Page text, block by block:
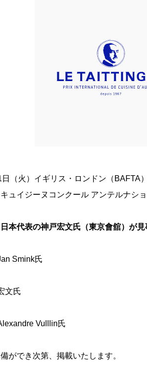
（火）イギリス・ロンドン（BAFTA
ュイジーヌコンクール アンテルナシ
日本代表の神戸宏文氏（東京會舘）が見
Smink氏
文氏
Vulllin氏
ができ次第、掲載いたします。